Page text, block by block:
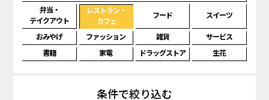
弁当・
テイクアウト
レストラン・
カフェ
フード スイーツ
おみやげ ファッション 雑貨
サービス
書籍
家電 ドラッグストア 生花
条件で絞り込む